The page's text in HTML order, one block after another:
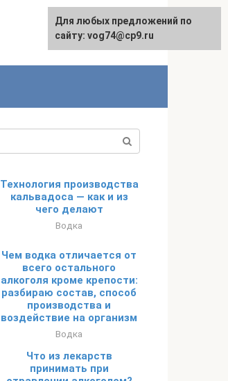
Технология производства
кальвадоса — как и из
чего делают
Водка
Чем водка отличается от
всего остального
алкоголя кроме крепости:
разбираю состав, способ
производства и
воздействие на организм
Водка
Что из лекарств
принимать при
Для любых предложений по
сайту: vog74@cp9.ru